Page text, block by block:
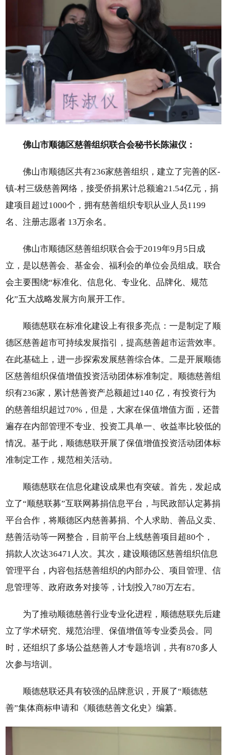
佛山市顺德区慈善组织联合会秘书长陈淑仪：
佛山市顺德区共有236家慈善组织，建立了完善的区-
镇-村三级慈善网络，接受侨捐累计总额逾21.54亿元，捐
建项目超过1000个，拥有慈善组织专职从业人员1199
名、注册志愿者 13万余名。
佛山市顺德区慈善组织联合会于2019年9月5日成
立，是以慈善会、基金会、福利会的单位会员组成。联合
会主要围绕“标准化、信息化、专业化、品牌化、规范
化”五大战略发展方向展开工作。
顺德慈联在标准化建设上有很多亮点：一是制定了顺
德区慈善超市可持续发展指引，提高慈善超市运营效率。
在此基础上，进一步探索发展慈善综合体。二是开展顺德
区慈善组织保值增值投资活动团体标准制定。顺德慈善组
织有236家，累计慈善资产总额超过140 亿，有投资行为
的慈善组织超过70%，但是，大家在保值增值方面，还普
遍存在内部管理不专业、投资工具单一、收益率比较低的
情况。基于此，顺德慈联开展了保值增值投资活动团体标
准制定工作，规范相关活动。
顺德慈联在信息化建设成果也有突破。首先，发起成
立了“顺慈联募”互联网募捐信息平台，与民政部认定募捐
平台合作，将顺德区内慈善募捐、个人求助、善品义卖、
慈善活动等一网整合，目前平台上线慈善项目超80个，
捐款人次达36471人次。其次，建设顺德区慈善组织信息
管理平台，内容包括慈善组织的内部办公、项目管理、信
息管理等、政府政务对接等，计划投入780万左右。
为了推动顺德慈善行业专业化进程，顺德慈联先后建
立了学术研究、规范治理、保值增值等专业委员会。同
时，还组织了多场公益慈善人才专题培训，共有870多人
次参与培训。
顺德慈联还具有较强的品牌意识，开展了“顺德慈
善”集体商标申请和《顺德慈善文化史》编纂。